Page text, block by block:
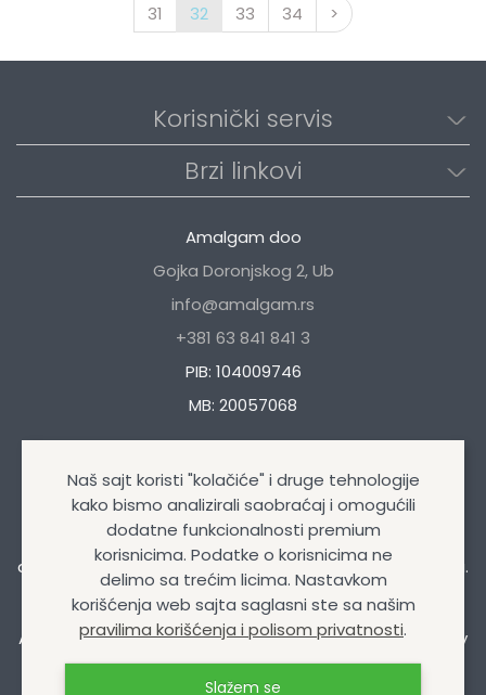
31
32 33 34 >
Korisnički servis
Brzi linkovi
Amalgam doo
Gojka Doronjskog 2, Ub
info@amalgam.rs
+381 63 841 841 3
PIB: 104009746
MB: 20057068
Naša kompanija se bavi trgovinom autokozmetikom i
auto opremom, uljima i mazivima, tehničkim sprejevima.
Amalgam doo© Sva prava zadržana 2026 | Design&Dev
byIzrada internet prodavnice
Naš sajt koristi "kolačiće" i druge tehnologije
kako bismo analizirali saobraćaj i omogućili
dodatne funkcionalnosti premium
korisnicima. Podatke o korisnicima ne
delimo sa trećim licima. Nastavkom
korišćenja web sajta saglasni ste sa našim
pravilima korišćenja i polisom privatnosti.
Slažem se